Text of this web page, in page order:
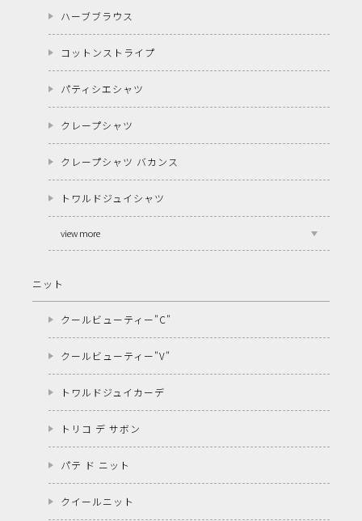
ハーブブラウス
コットンストライプ
パティシエシャツ
クレープシャツ
クレープシャツ バカンス
トワルドジュイシャツ
view more
ニット
クールビューティー"C"
クールビューティー"V"
トワルドジュイカーデ
トリコ デ サボン
パテ ド ニット
クイールニット